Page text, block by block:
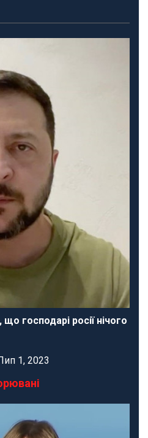
господарі росії нічого
1, 2023